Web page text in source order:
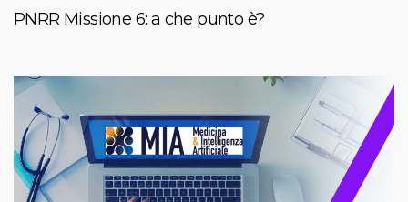
PNRR Missione 6: a che punto è?